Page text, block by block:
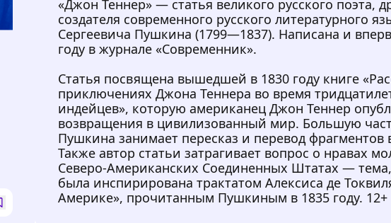
«Джон Теннер» — статья великого русского поэта,
создателя современного русского литературного
Сергеевича Пушкина (1799—1837). Написана и
году в журнале «Современник».
Статья посвящена вышедшей в 1830 году книге
приключениях Джона Теннера во время
индейцев», которую американец Джон Теннер
возвращения в цивилизованный мир. Большую
Пушкина занимает пересказ и перевод
Также автор статьи затрагивает вопрос о нравах
Северо-Американских Соединенных Штатах —
была инспирирована трактатом Алексиса де
Америке», прочитанным Пушкиным в 1835 году. 12+